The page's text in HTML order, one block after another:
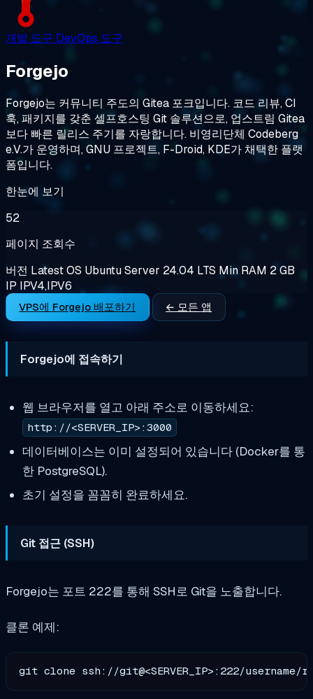
개발 도구 DevOps 도구
Forgejo
Forgejo는 커뮤니티 주도의 Gitea 포크입니다. 코드 리뷰, CI
훅, 패키지를 갖춘 셀프호스팅 Git 솔루션으로, 업스트림 Gitea
보다 빠른 릴리스 주기를 자랑합니다. 비영리단체 Codeberg
e.V.가 운영하며, GNU 프로젝트, F-Droid, KDE가 채택한 플랫
폼입니다.
한눈에 보기
52
페이지 조회수
버전 LatestOS Ubuntu Server 24.04 LTS Min RAM 2 GB
IP IPV4,IPV6
VPS에 Forgejo 배포하기 ← 모든 앱
Forgejo에 접속하기
웹 브라우저를 열고 아래 주소로 이동하세요:
http://<SERVER_IP>:3000
데이터베이스는 이미 설정되어 있습니다 (Docker를 통
한 PostgreSQL).
초기 설정을 꼼꼼히 완료하세요.
Git 접근 (SSH)
Forgejo는 포트 222를 통해 SSH로 Git을 노출합니다.
클론 예제: